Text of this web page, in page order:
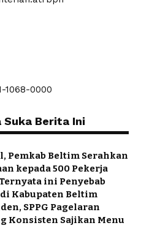
1068-0000
Suka Berita Ini
Pemkab Beltim Serahkan
kepada 500 Pekerja
ini Penyebab
Kabupaten Beltim
SPPG Pagelaran
Konsisten Sajikan Menu